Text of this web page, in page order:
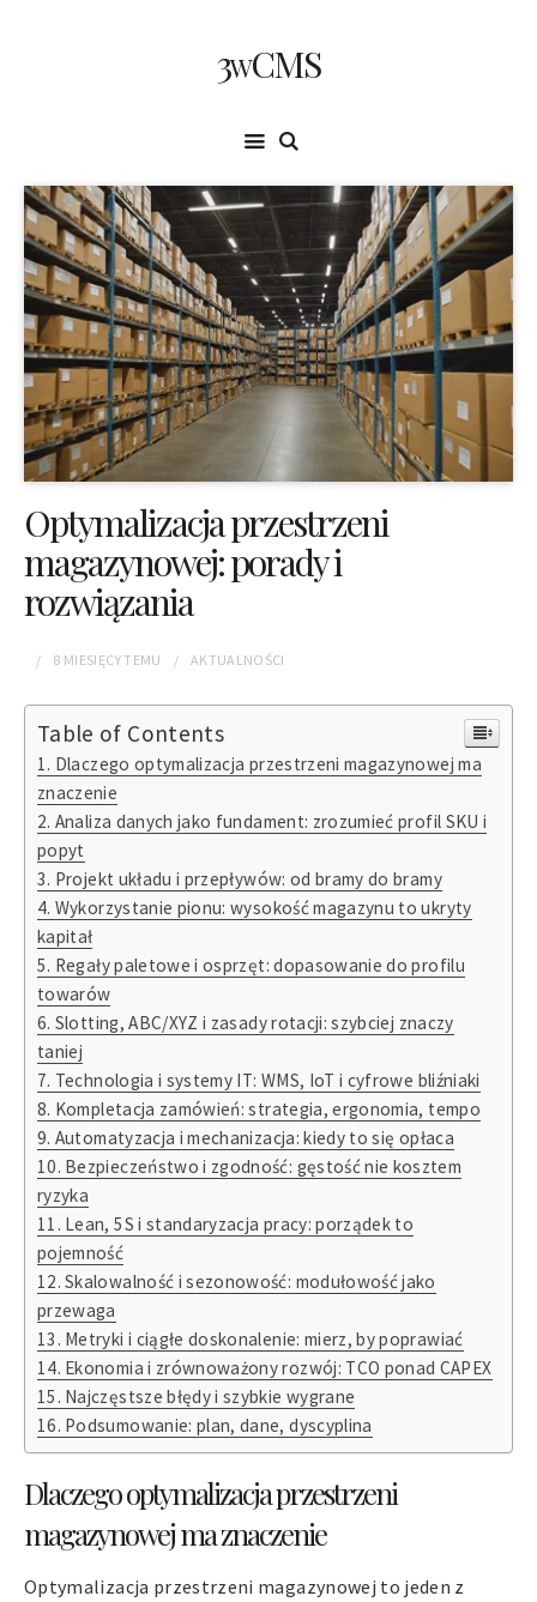
3wCMS
Optymalizacja przestrzeni
magazynowej: porady i
rozwiązania
8 MIESIĘCYTEMU AKTUALNOŚCI
Table of Contents
Dlaczego optymalizacja przestrzeni magazynowej ma
znaczenie
Analiza danych jako fundament: zrozumieć profil SKU i
popyt
Projekt układu i przepływów: od bramy do bramy
Wykorzystanie pionu: wysokość magazynu to ukryty
kapitał
Regały paletowe i osprzęt: dopasowanie do profilu
towarów
Slotting, ABC/XYZ i zasady rotacji: szybciej znaczy
taniej
Technologia i systemy IT: WMS, IoT i cyfrowe bliźniaki
Kompletacja zamówień: strategia, ergonomia, tempo
Automatyzacja i mechanizacja: kiedy to się opłaca
Bezpieczeństwo i zgodność: gęstość nie kosztem
ryzyka
Lean, 5S i standaryzacja pracy: porządek to
pojemność
Skalowalność i sezonowość: modułowość jako
przewaga
Metryki i ciągłe doskonalenie: mierz, by poprawiać
Ekonomia i zrównoważony rozwój: TCO ponad CAPEX
Najczęstsze błędy i szybkie wygrane
Podsumowanie: plan, dane, dyscyplina
Dlaczego optymalizacja przestrzeni
magazynowej ma znaczenie
Optymalizacja przestrzeni magazynowej to jeden z